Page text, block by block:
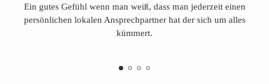
Ein gutes Gefühl wenn man weiß, dass man jederzeit einen
persönlichen lokalen Ansprechpartner hat der sich um alles
kümmert.